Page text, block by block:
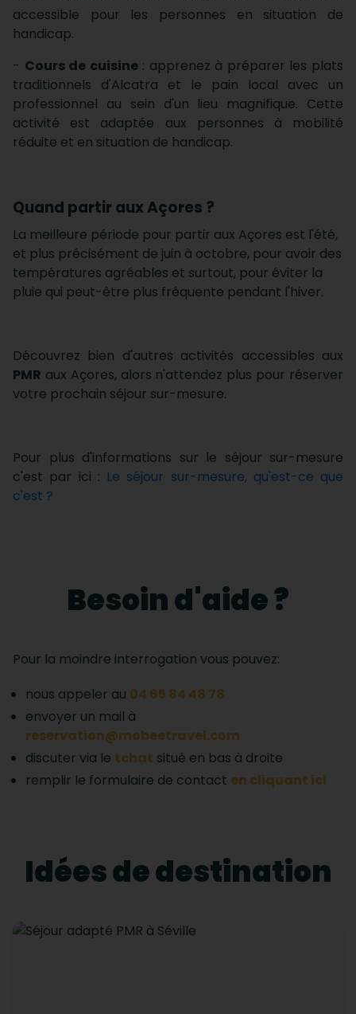
accessible pour les personnes en situation de
handicap.
- Cours de cuisine: apprenez à préparer les plats
traditionnels d'Alcatra et le pain local avec un
professionnel au sein d'un lieu magnifique. Cette
activité est adaptée aux personnes à mobilité
réduite et en situation de handicap.
Quand partir aux Açores ?
La meilleure période pour partir aux Açores est l'été,
et plus précisément de juin à octobre, pour avoir des
températures agréables et surtout, pour éviter la
pluie qui peut-être plus fréquente pendant l'hiver.
Découvrez bien d'autres activités accessibles aux
PMR aux Açores, alors n'attendez plus pour réserver
votre prochain séjour sur-mesure.
Pour plus d'informations sur le séjour sur-mesure
c'est par ici : Le séjour sur-mesure, qu'est-ce que
c'est ?
Besoin d'aide ?
Pour la moindre interrogation vous pouvez:
nous appeler au 04 65 84 48 78
envoyer un mail à
reservation@mobeetravel.com
discuter via le tchat situé en bas à droite
remplir le formulaire de contact en cliquant ici
Idées de destination